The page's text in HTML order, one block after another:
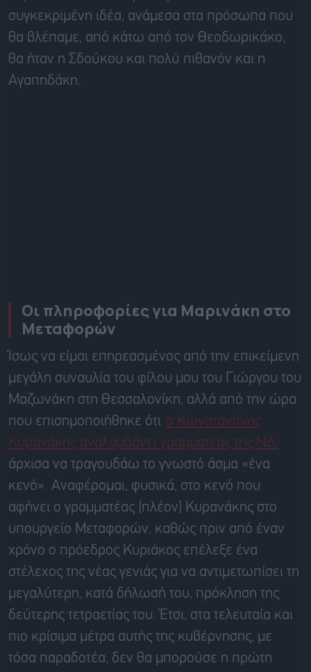
συγκεκριμένη ιδέα, ανάμεσα στα πρόσωπα που
θα βλέπαμε, από κάτω από τον Θεοδωρικάκο,
θα ήταν η Σδούκου και πολύ πιθανόν και η
Αγαπηδάκη.
Οι πληροφορίες για Μαρινάκη στο
Μεταφορών
Ίσως να είμαι επηρεασμένος από την επικείμενη
μεγάλη συναυλία του φίλου μου του Γιώργου του
Μαζωνάκη στη Θεσσαλονίκη, αλλά από την ώρα
που επισημοποιήθηκε ότι ο Κωνσταντίνος
Κυρανάκης αναλαμβάνει γραμματέας της ΝΔ,
άρχισα να τραγουδάω το γνωστό άσμα «ένα
κενό». Αναφέρομαι, φυσικά, στο κενό που
αφήνει ο γραμματέας (πλέον) Κυρανάκης στο
υπουργείο Μεταφορών, καθώς πριν από έναν
χρόνο ο πρόεδρος Κυριάκος επέλεξε ένα
στέλεχος της νέας γενιάς για να αντιμετωπίσει τη
μεγαλύτερη, κατά δήλωσή του, πρόκληση της
δεύτερης τετραετίας του. Έτσι, στα τελευταία και
πιο κρίσιμα μέτρα αυτής της κυβέρνησης, με
τόσα παραδοτέα, δεν θα μπορούσε η πρώτη